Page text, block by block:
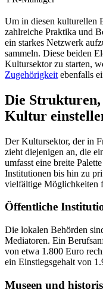
Um in diesen kulturellen
zahlreiche Praktika und
ein starkes Netzwerk
sammeln. Diese beiden
Kultursektor zu starten,
Zugehörigkeit ebenfalls
Die Strukturen,
Kultur
Der Kultursektor, der in
zieht diejenigen an, die
umfasst eine breite
Institutionen bis hin zu
vielfältige Möglichkeiten
Öffentliche
Die lokalen Behörden
Mediatoren. Ein
von etwa 1.800 Euro
ein Einstiegsgehalt von
Museen und